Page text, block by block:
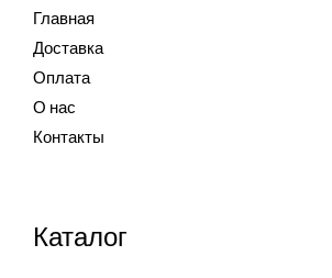
Главная
Доставка
Оплата
О нас
Контакты
Каталог